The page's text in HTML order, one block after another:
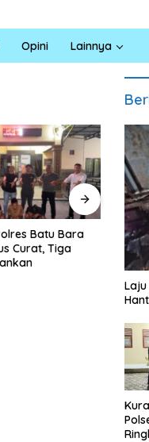
Opini Lainnya
Rumah Dibongkar Satgas
TMMD Ke-129 TA 2026
0208/Asahan, Bapak
Rumah Layak Huni